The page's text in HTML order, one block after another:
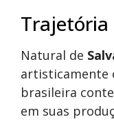
Trajetória
Natural de
artisticamente
brasileira
em suas